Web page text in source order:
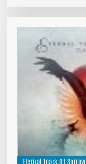
Eternal Tears Of Sorrow